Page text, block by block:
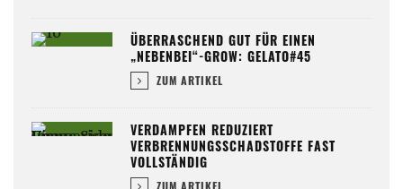
ÜBERRASCHEND GUT FÜR EINEN
„NEBENBEI“-GROW: GELATO#45
ZUM ARTIKEL
VERDAMPFEN REDUZIERT
VERBRENNUNGSSCHADSTOFFE FAST
VOLLSTÄNDIG